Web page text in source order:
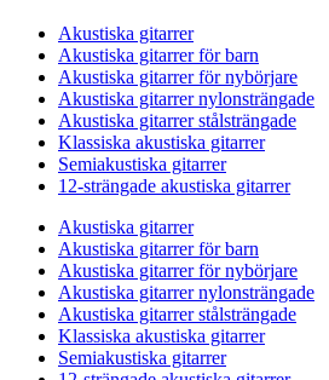
Akustiska gitarrer
Akustiska gitarrer för barn
Akustiska gitarrer för nybörjare
Akustiska gitarrer nylonsträngade
Akustiska gitarrer stålsträngade
Klassiska akustiska gitarrer
Semiakustiska gitarrer
12-strängade akustiska gitarrer
Akustiska gitarrer
Akustiska gitarrer för barn
Akustiska gitarrer för nybörjare
Akustiska gitarrer nylonsträngade
Akustiska gitarrer stålsträngade
Klassiska akustiska gitarrer
Semiakustiska gitarrer